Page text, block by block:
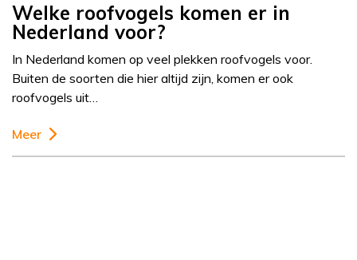
Welke roofvogels komen er in
Nederland voor?
In Nederland komen op veel plekken roofvogels voor.
Buiten de soorten die hier altijd zijn, komen er ook
roofvogels uit…
Meer